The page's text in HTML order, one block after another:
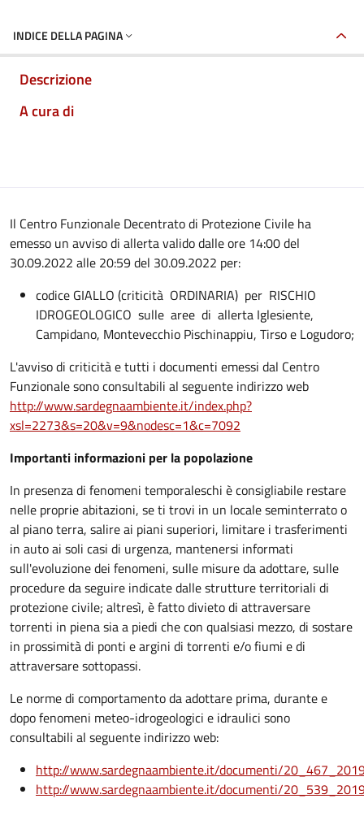
INDICE DELLA PAGINA
Descrizione
A cura di
Il Centro Funzionale Decentrato di Protezione Civile ha
emesso un avviso di allerta valido dalle ore 14:00 del
30.09.2022 alle 20:59 del 30.09.2022 per:
codice GIALLO (criticità ORDINARIA) per RISCHIO
IDROGEOLOGICO sulle aree di allerta Iglesiente,
Campidano, Montevecchio Pischinappiu, Tirso e Logudoro;
L'avviso di criticità e tutti i documenti emessi dal Centro
Funzionale sono consultabili al seguente indirizzo web
http://www.sardegnaambiente.it/index.php?
xsl=2273&s=20&v=9&nodesc=1&c=7092
Importanti informazioni per la popolazione
In presenza di fenomeni temporaleschi è consigliabile restare
nelle proprie abitazioni, se ti trovi in un locale seminterrato o
al piano terra, salire ai piani superiori, limitare i trasferimenti
in auto ai soli casi di urgenza, mantenersi informati
sull'evoluzione dei fenomeni, sulle misure da adottare, sulle
procedure da seguire indicate dalle strutture territoriali di
protezione civile; altresì, è fatto divieto di attraversare
torrenti in piena sia a piedi che con qualsiasi mezzo, di sostare
in prossimità di ponti e argini di torrenti e/o fiumi e di
attraversare sottopassi.
Le norme di comportamento da adottare prima, durante e
dopo fenomeni meteo-idrogeologici e idraulici sono
consultabili al seguente indirizzo web:
http://www.sardegnaambiente.it/documenti/
http://www.sardegnaambiente.it/documenti/